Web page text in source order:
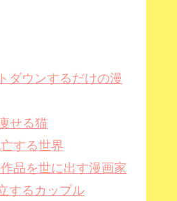
ダウンするだけの漫
せる猫
する世界
品を世に出す漫画家
するカップル